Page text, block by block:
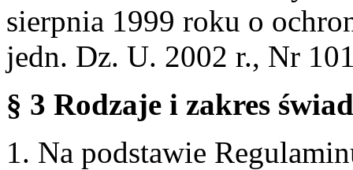
sierpnia 1999 roku o
jedn. Dz. U. 2002 r., Nr
§ 3 Rodzaje i zakres
1. Na podstawie